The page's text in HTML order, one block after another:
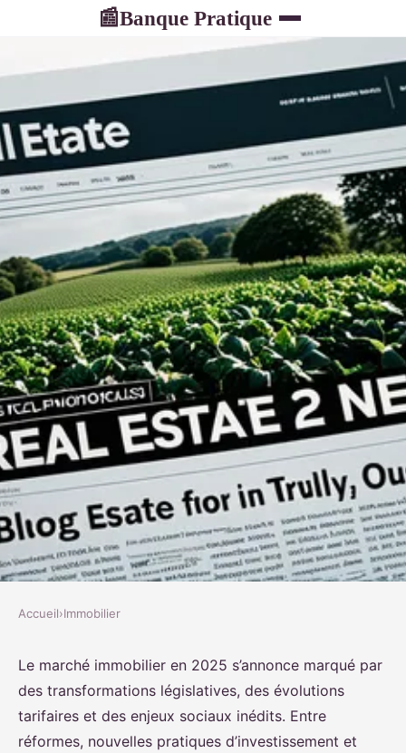
📰Banque Pratique
Actualités immobilières : ce que
2025 nous réserve vraiment
Sarah•2 juin 2025•6 min de lecture
Accueil›Immobilier
Le marché immobilier en 2025 s’annonce marqué par
des transformations législatives, des évolutions
tarifaires et des enjeux sociaux inédits. Entre
réformes, nouvelles pratiques d’investissement et